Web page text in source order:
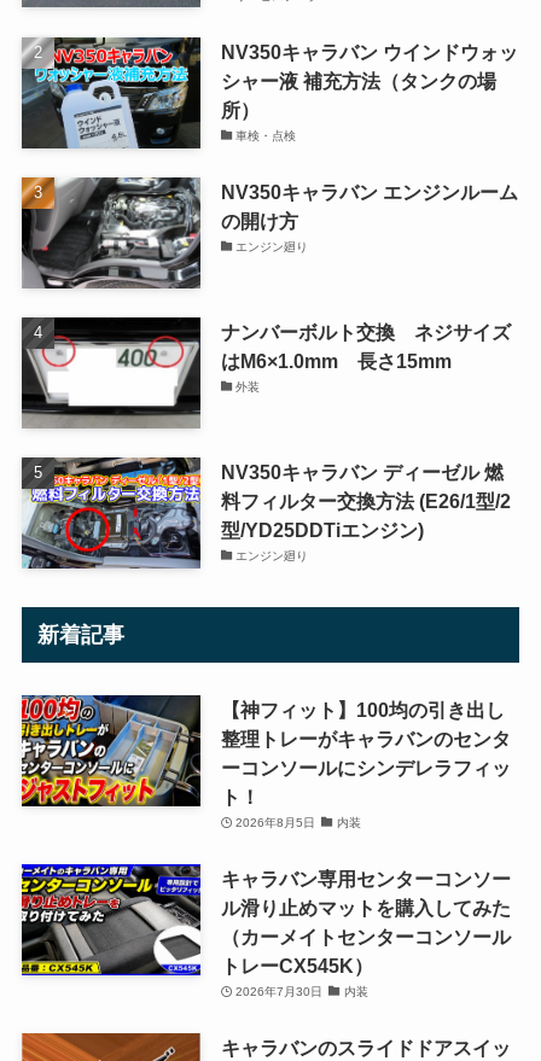
NV350キャラバン ウインドウォッ
シャー液 補充方法（タンクの場
所）
車検・点検
NV350キャラバン エンジンルーム
の開け方
エンジン廻り
ナンバーボルト交換 ネジサイズ
はM6×1.0mm 長さ15mm
外装
NV350キャラバン ディーゼル 燃
料フィルター交換方法 (E26/1型/2
型/YD25DDTiエンジン)
エンジン廻り
新着記事
【神フィット】100均の引き出し
整理トレーがキャラバンのセンタ
ーコンソールにシンデレラフィッ
ト！
2026年8月5日 内装
キャラバン専用センターコンソー
ル滑り止めマットを購入してみた
（カーメイトセンターコンソール
トレーCX545K）
2026年7月30日 内装
キャラバンのスライドドアスイッ